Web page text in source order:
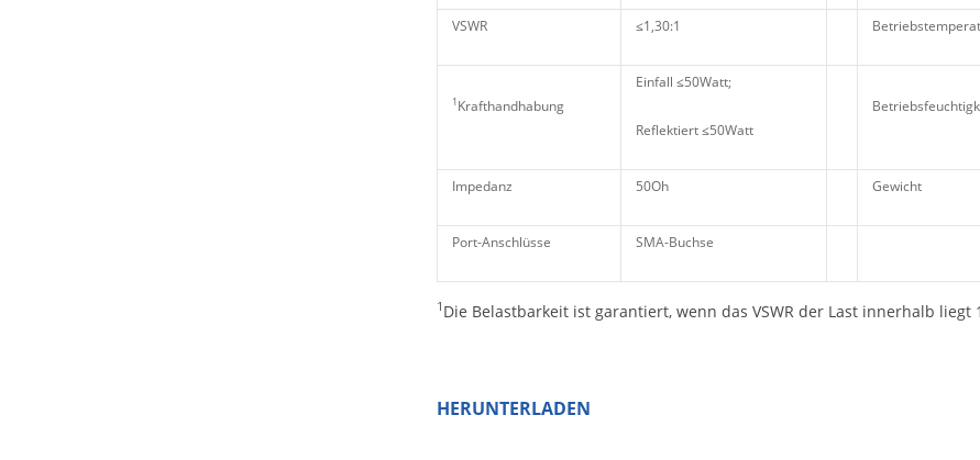
VSWR ≤1,30:1
1 Krafthandhabung
Einfall ≤50Watt;
Reflektiert ≤50Watt
Impedanz 50Oh Gewicht
Port-Anschlüsse SMA-Buchse
1 Die Belastbarkeit ist garantiert, wenn das VSWR der Last innerhalb liegt
HERUNTERLADEN